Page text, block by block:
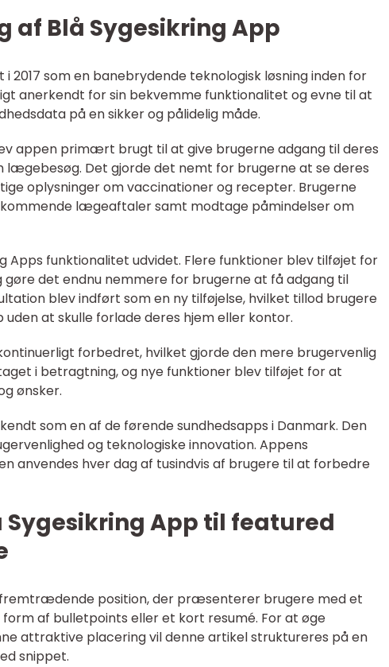
af Blå Sygesikring App
2017 som en banebrydende teknologisk løsning inden for
anerkendt for sin bekvemme funktionalitet og evne til at
på en sikker og pålidelig måde.
appen primært brugt til at give brugerne adgang til deres
lægebesøg. Det gjorde det nemt for brugerne at se deres
oplysninger om vaccinationer og recepter. Brugerne
kommende lægeaftaler samt modtage påmindelser om
Apps funktionalitet udvidet. Flere funktioner blev tilføjet for
det endnu nemmere for brugerne at få adgang til
blev indført som en ny tilføjelse, hvilket tillod brugere
at skulle forlade deres hjem eller kontor.
forbedret, hvilket gjorde den mere brugervenlig
i betragtning, og nye funktioner blev tilføjet for at
ønsker.
som en af de førende sundhedsapps i Danmark. Den
og teknologiske innovation. Appens
anvendes hver dag af tusindvis af brugere til at forbedre
App til featured
fremtrædende position, der præsenterer brugere med et
af bulletpoints eller et kort resumé. For at øge
attraktive placering vil denne artikel struktureres på en
snippet.